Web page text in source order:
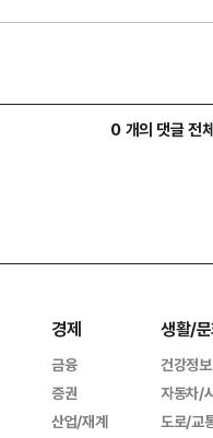
0 개의 댓글 전
경제
금융
증권
산업/재계
생활/
건강정보
자동차/
도로/교